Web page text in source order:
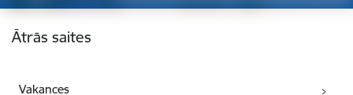
Kājene
Ātrās saites
Vakances